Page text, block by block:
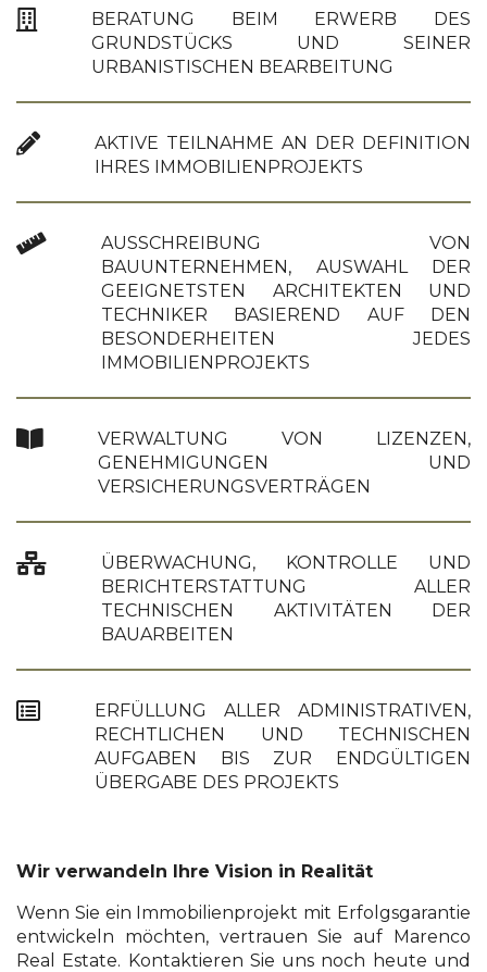
BERATUNG BEIM ERWERB DES
GRUNDSTÜCKS UND SEINER
URBANISTISCHEN BEARBEITUNG
AKTIVE TEILNAHME AN DER DEFINITION
IHRES IMMOBILIENPROJEKTS
AUSSCHREIBUNG VON
BAUUNTERNEHMEN, AUSWAHL DER
GEEIGNETSTEN ARCHITEKTEN UND
TECHNIKER BASIEREND AUF DEN
BESONDERHEITEN JEDES
IMMOBILIENPROJEKTS
VERWALTUNG VON LIZENZEN,
GENEHMIGUNGEN UND
VERSICHERUNGSVERTRÄGEN
ÜBERWACHUNG, KONTROLLE UND
BERICHTERSTATTUNG ALLER
TECHNISCHEN AKTIVITÄTEN DER
BAUARBEITEN
ERFÜLLUNG ALLER ADMINISTRATIVEN,
RECHTLICHEN UND TECHNISCHEN
AUFGABEN BIS ZUR ENDGÜLTIGEN
ÜBERGABE DES PROJEKTS
Wir verwandeln Ihre Vision in Realität
Wenn Sie ein Immobilienprojekt mit Erfolgsgarantie
entwickeln möchten, vertrauen Sie auf Marenco
Real Estate. Kontaktieren Sie uns noch heute und